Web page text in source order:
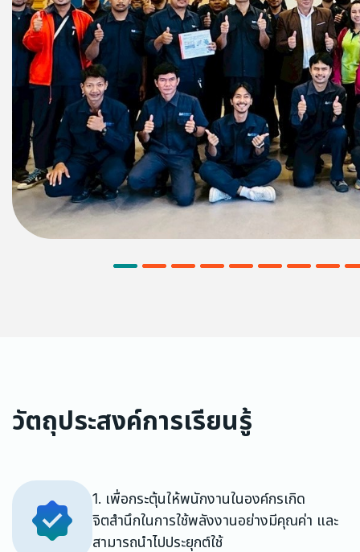
วัตถุประสงค์การเรียนรู้
1. เพื่อกระตุ้นให้พนักงานในองค์กรเกิด
จิตสำนึกในการใช้พลังงานอย่างมีคุณค่า และ
สามารถนำไปประยุกต์ใช้